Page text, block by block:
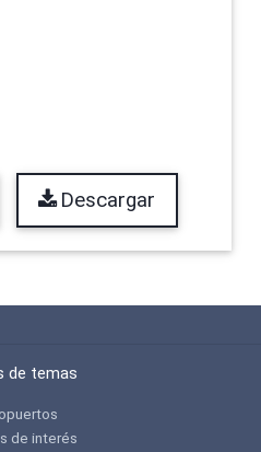
Descargar
de temas
de interés